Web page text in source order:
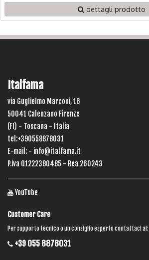
dettagli prodotto
Italfama
via Guglielmo Marconi, 16
50041 Calenzano Firenze
(FI) - Toscana - Italia
tel:+390558878031
E-mail: - info@italfama.it
P.iva 01222380485 - Rea 260243
YouTube
Customer Care
Per supporto tecnico o un consiglio esperto contattaci al:
+39 055 8878031